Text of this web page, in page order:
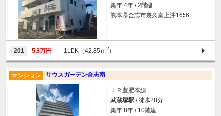
築年 4年 / 2階建
熊本県合志市幾久富上沖1656
201 5.8万円 1LDK（42.85ｍ2 ）
サウスガーデン合志南
マンション
ＪＲ豊肥本線
武蔵塚駅 / 徒歩28分
築年 8年 / 10階建